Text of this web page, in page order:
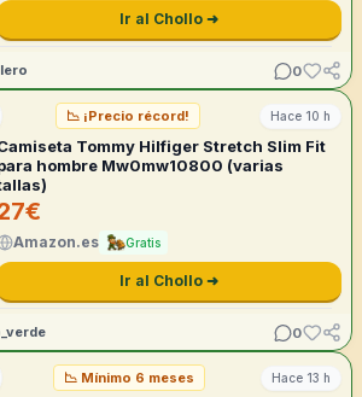
Ir al Chollo ➜
0
📉 ¡Precio récord! Hace 10 h
Tommy Hilfiger Stretch Slim Fit
hombre Mw0mw10800 (varias
€
Amazon.es Gratis
Ir al Chollo ➜
0
📉 Mínimo 6 meses Hace 13 h